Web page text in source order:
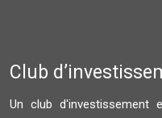
Club
Un club d'investissement